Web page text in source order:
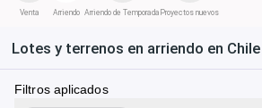
Venta Arriendo Arriendo de Temporada Proyectos nuevos
Lotes y terrenos en arriendo en Chile
Filtros aplicados